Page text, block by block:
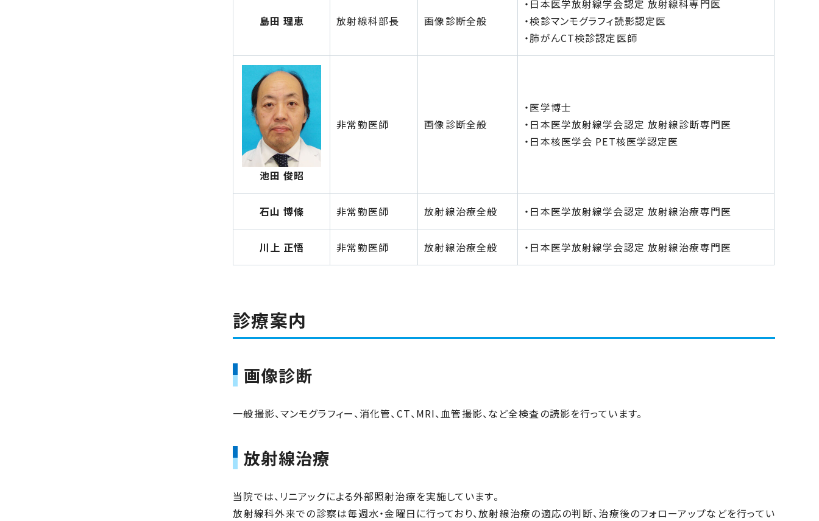
島田 理恵 放射線科部長 画像診断全般
・日本医学放射線学会認定 放射線科専門医
・検診マンモグラフィ読影認定医
・肺がんCT検診認定医師
池田 俊昭
非常勤医師 画像診断全般
・医学博士
・日本医学放射線学会認定 放射線診断専門医
・日本核医学会 PET核医学認定医
石山 博條 非常勤医師 放射線治療全般 ・日本医学放射線学会認定 放射線治療専門医
川上 正悟 非常勤医師 放射線治療全般 ・日本医学放射線学会認定 放射線治療専門医
診療案内
画像診断
一般撮影、マンモグラフィー、消化管、CT、MRI、血管撮影、など全検査の読影を行っています。
放射線治療
当院では、リニアックによる外部照射治療を実施しています。
放射線科外来での診察は毎週水・金曜日に行っており、放射線治療の適応の判断、治療後のフォローアップなどを行ってい